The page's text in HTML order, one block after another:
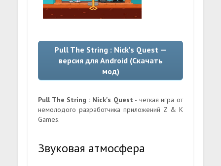
Pull The String : Nick's Quest —
версия для Android (Скачать
мод)
Pull The String : Nick's Quest - четкая игра от
немолодого разработчика приложений Z & K
Games.
Звуковая атмосфера